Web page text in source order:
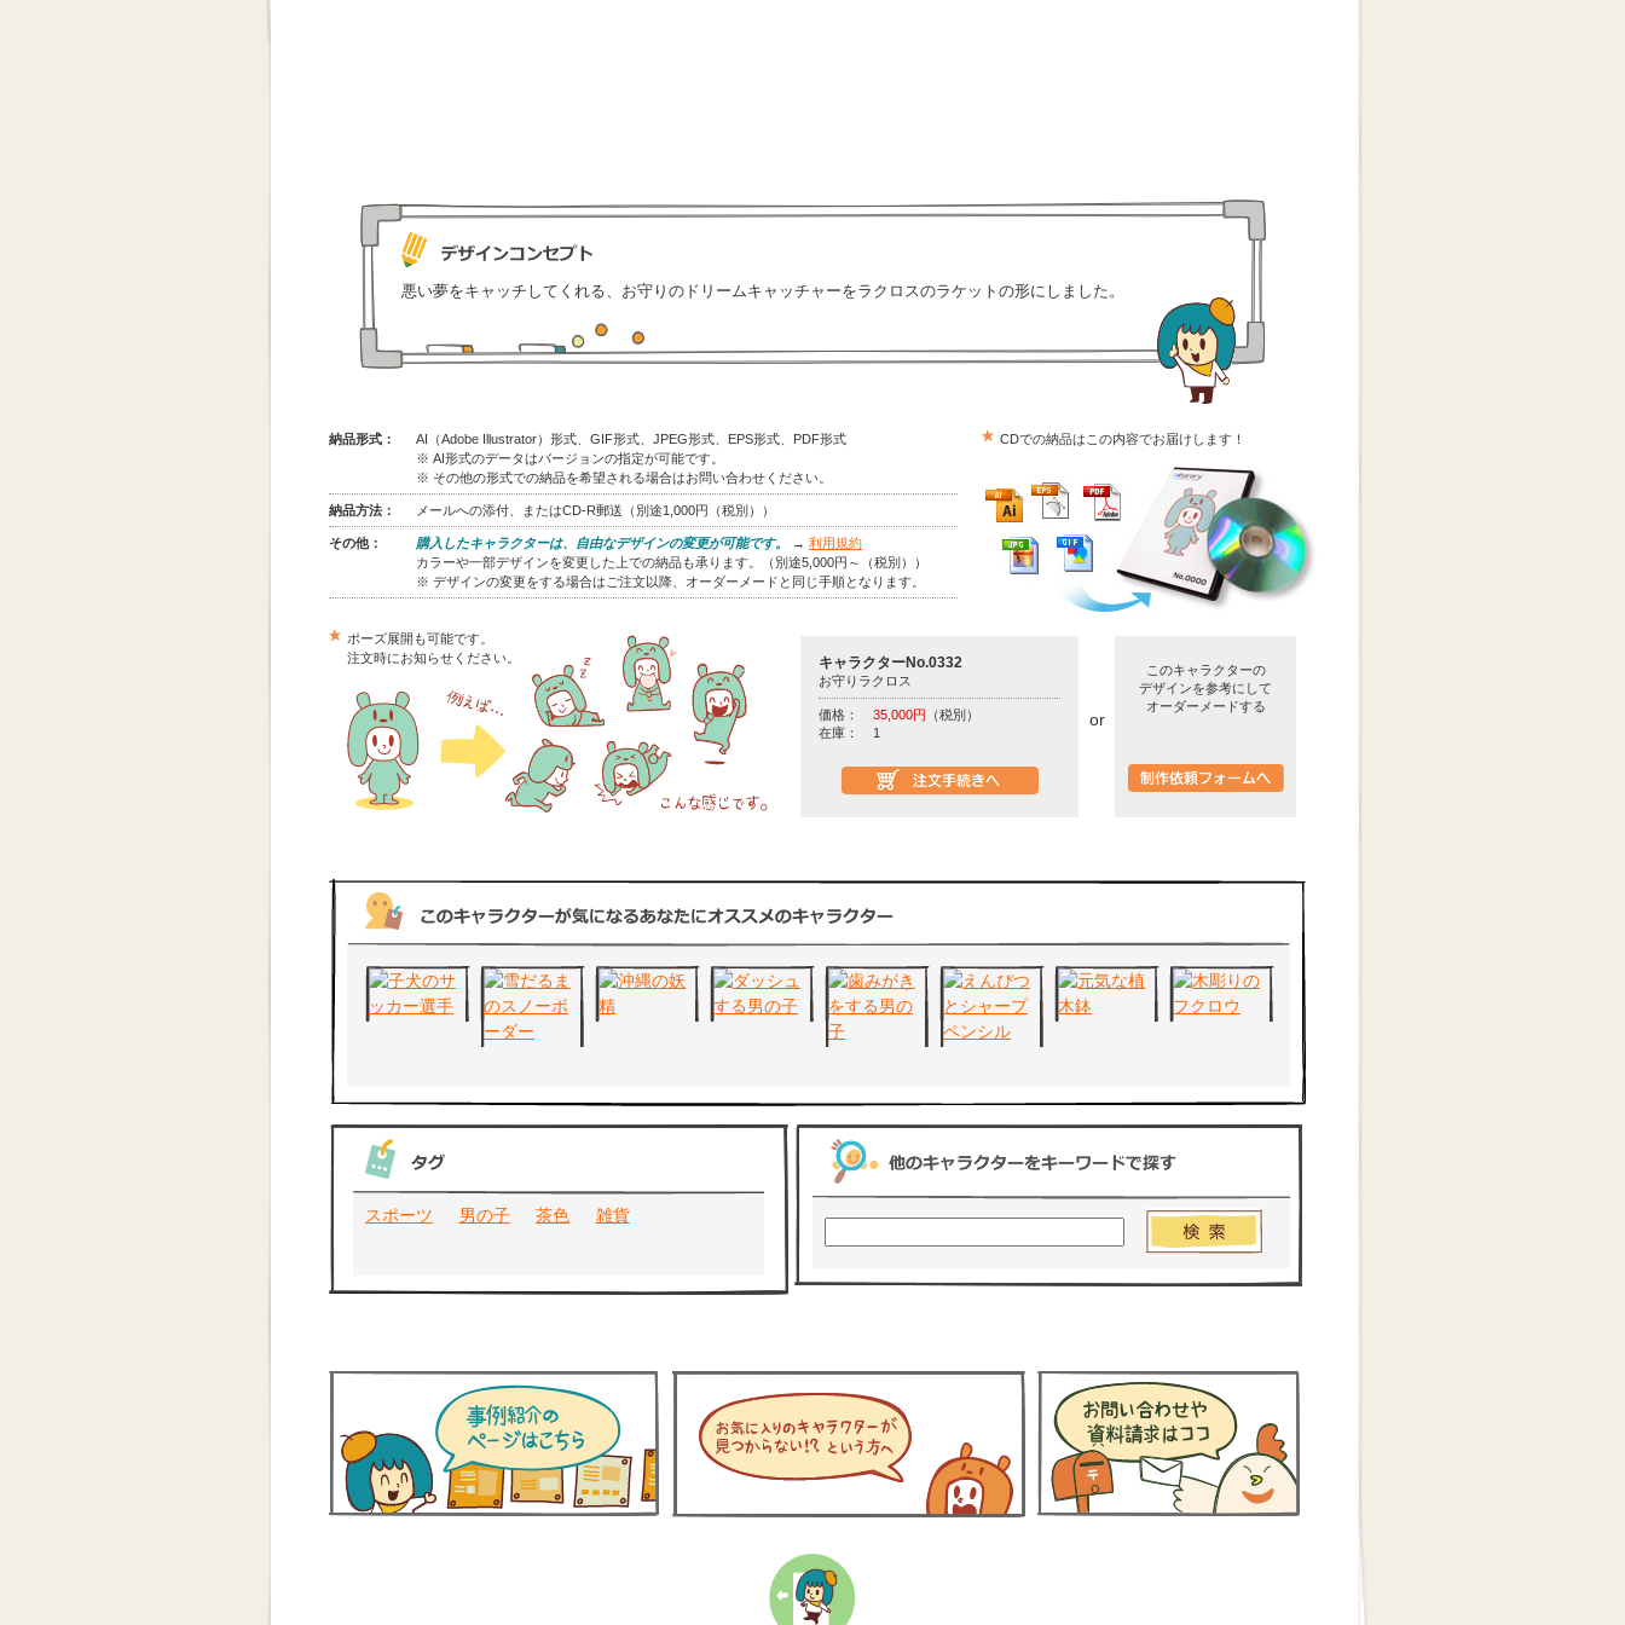
悪い夢をキャッチしてくれる、お守りのドリームキャッチャーをラクロスのラケットの形にしました。
納品形式：
AI（Adobe Illustrator）形式、GIF形式、JPEG形式、EPS形式、PDF形式
※ AI形式のデータはバージョンの指定が可能です。
※ その他の形式での納品を希望される場合はお問い合わせください。
納品方法： メールへの添付、またはCD-R郵送（別途1,000円（税別））
その他： 購入したキャラクターは、自由なデザインの変更が可能です。 →利用規約
カラーや一部デザインを変更した上での納品も承ります。（別途5,000円～（税別））
※ デザインの変更をする場合はご注文以降、オーダーメードと同じ手順となります。
CDでの納品はこの内容でお届けします！
ポーズ展開も可能です。
注文時にお知らせください。
キャラクターNo.0332
お守りラクロス
価格： 35,000円 （税別）
在庫：
1
or
このキャラクターの
デザインを参考にして
オーダーメードする
スポーツ 男の子 茶色 雑貨